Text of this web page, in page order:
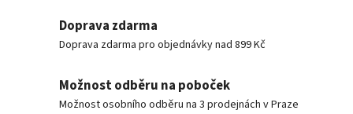
Doprava zdarma
Doprava zdarma pro objednávky nad 899 Kč
Možnost odběru na poboček
Možnost osobního odběru na 3 prodejnách v Praze